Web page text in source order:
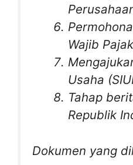
Wajib Pajak
Usaha
Tahap
Republik
Dokumen yang